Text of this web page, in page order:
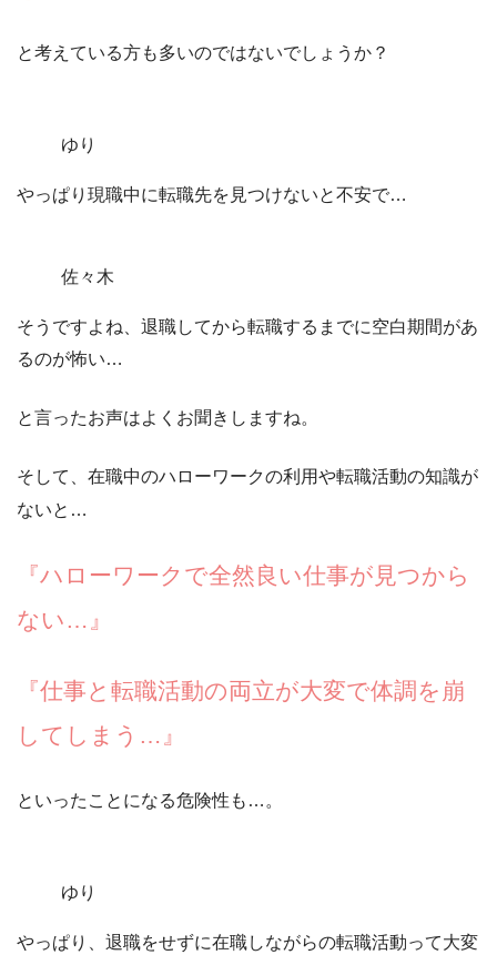
と考えている方も多いのではないでしょうか？
ゆり
やっぱり現職中に転職先を見つけないと不安で…
佐々木
そうですよね、退職してから転職するまでに空白期間があ
るのが怖い…
と言ったお声はよくお聞きしますね。
そして、在職中のハローワークの利用や転職活動の知識が
ないと…
『ハローワークで全然良い仕事が見つから
ない…』
『仕事と転職活動の両立が大変で体調を崩
してしまう…』
といったことになる危険性も…。
ゆり
やっぱり、退職をせずに在職しながらの転職活動って大変